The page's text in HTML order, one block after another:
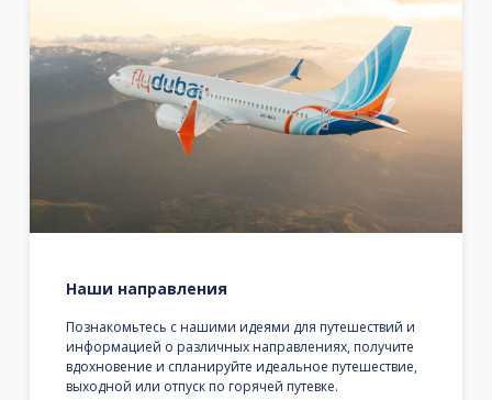
Наши направления
Познакомьтесь с нашими идеями для путешествий и
информацией о различных направлениях, получите
вдохновение и спланируйте идеальное путешествие,
выходной или отпуск по горячей путевке.